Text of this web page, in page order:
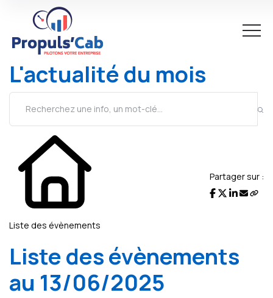
L'actualité du mois
Liste des évènements
Partager sur :
Liste des évènements
au 13/06/2025